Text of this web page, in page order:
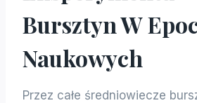
Bursztyn W
Naukowych
Przez całe średniowiecze